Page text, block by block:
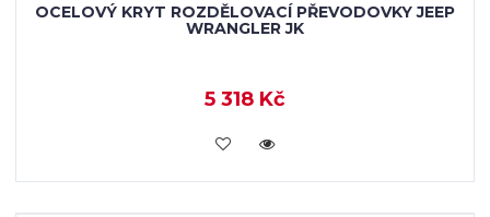
OCELOVÝ KRYT ROZDĚLOVACÍ PŘEVODOVKY JEEP
WRANGLER JK
5 318 Kč
KOUPIT